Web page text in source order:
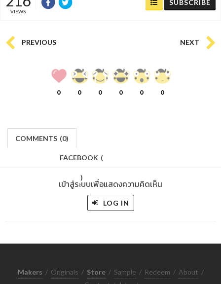
VIEWS
SUBSCRIBE
PREVIOUS NEXT
0 0 0 0 0 0
COMMENTS (0)
FACEBOOK (
)
เข้าสู่ระบบเพื่อแสดงความคิดเห็น
LOG IN
Makers / Originals / Store / Sample / Redeem / About /